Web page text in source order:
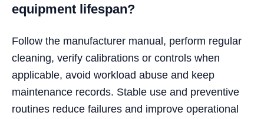
equipment lifespan?
Follow the manufacturer manual, perform regular
cleaning, verify calibrations or controls when
applicable, avoid workload abuse and keep
maintenance records. Stable use and preventive
routines reduce failures and improve operational